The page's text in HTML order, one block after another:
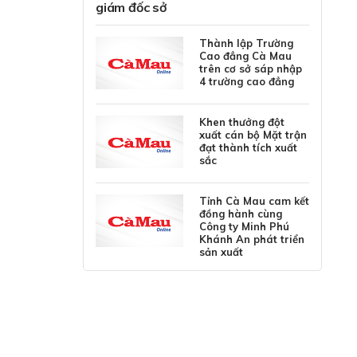
giám đốc sở
Thành lập Trường
Cao đẳng Cà Mau
trên cơ sở sáp nhập
4 trường cao đẳng
Khen thưởng đột
xuất cán bộ Mặt trận
đạt thành tích xuất
sắc
Tỉnh Cà Mau cam kết
đồng hành cùng
Công ty Minh Phú
Khánh An phát triển
sản xuất